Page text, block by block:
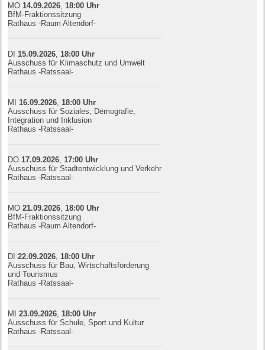
MO 14.09.2026 18:00 Uhr
BfM-Fraktionssitzung
Rathaus -Raum Altendorf-
DI 15.09.2026 18:00 Uhr
Ausschuss für Klimaschutz und Umwelt
Rathaus -Ratssaal-
MI 16.09.2026 18:00 Uhr
Ausschuss für Soziales, Demografie,
Integration und Inklusion
Rathaus -Ratssaal-
DO 17.09.2026 17:00 Uhr
Ausschuss für Stadtentwicklung und Verkehr
Rathaus -Ratssaal-
MO21.09.2026 18:00 Uhr
BfM-Fraktionssitzung
Rathaus -Raum Altendorf-
DI22.09.2026 18:00 Uhr
Ausschuss für Bau, Wirtschaftsförderung
und Tourismus
Rathaus -Ratssaal-
MI23.09.2026 18:00 Uhr
Ausschuss für Schule, Sport und Kultur
Rathaus -Ratssaal-